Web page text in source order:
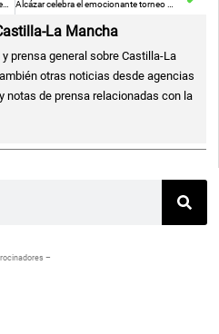
La Mancha
prensa general sobre Castilla-La
otras noticias desde agencias
notas de prensa relacionadas con la
–